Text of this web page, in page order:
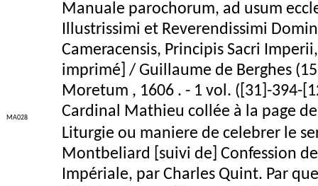
MA028
Manuale parochorum, ad usum
Illustrissimi et Reverendissimi
Cameracensis, Principis Sacri
imprimé] / Guillaume de Berghes
Moretum , 1606 . - 1 vol. ([31]-394-
Cardinal Mathieu collée à la page
Liturgie ou maniere de celebrer le
Montbeliard [suivi de] Confession
Impériale, par Charles Quint. Par